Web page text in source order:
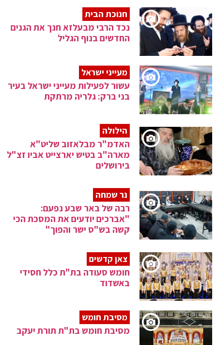
חנוכת הבית
נכד הרבי מבעלזא חנך את הגנים
החדשים בנוף הגליל
מעייני ישראל
עשור לפעילות מעייני ישראל בעיר
בני ברק: גלריה מרתקת
הילולה
האדמ"ר מבלאזוב שליט"א
מארה"ב בטיש יארצייט אביו זצ"ל
בירושלים
נר שמחה
רבה של באר שבע נפעם:
"אברכים יודעים את המסכת הכי
קשה בש"ס ישר והפוך"
צאן קדשים
חומש סעודה בת"ת כלל חסידי
באשדוד
מסיבת חומש
מסיבת חומש בת"ת תורת יעקב